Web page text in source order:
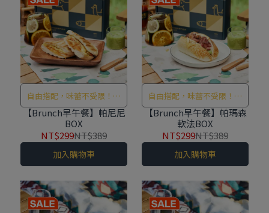
自由搭配，味蕾不受限！讓
你在豐富口味中，隨選搭配
出獨一無二的元氣早午餐！
【Brunch早午餐】帕尼尼
BOX
NT$299NT$389
加入購物車
自由搭配，味蕾不受限！讓
你在豐富口味中，隨選搭配
出獨一無二的元氣早午餐！
【Brunch早午餐】帕瑪森
軟法BOX
NT$299NT$389
加入購物車